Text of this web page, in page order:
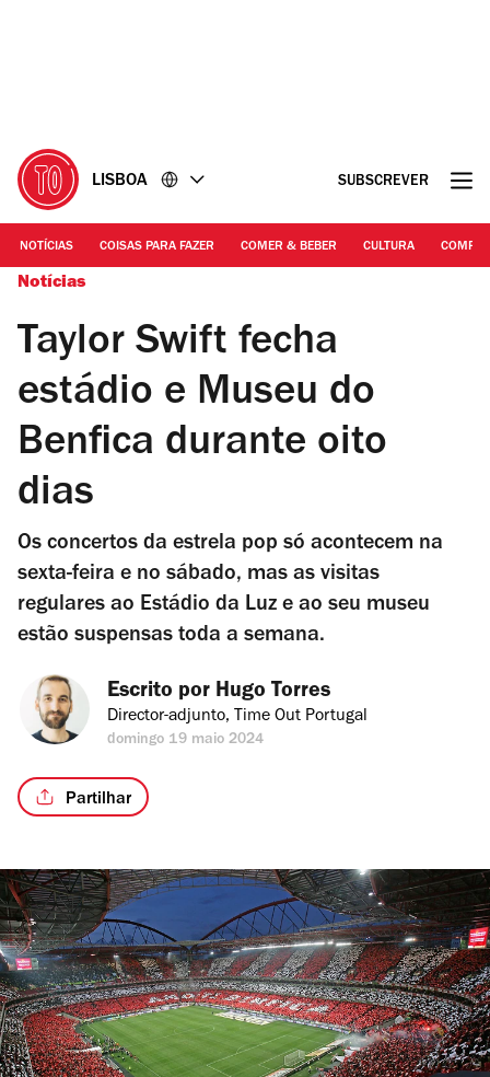
LISBOA SUBSCREVER
NOTÍCIAS COISAS PARA FAZER COMER & BEBER CULTURA
Notícias
Taylor Swift fecha
estádio e Museu do
Benfica durante oito
dias
Os concertos da estrela pop só acontecem na
sexta-feira e no sábado, mas as visitas
regulares ao Estádio da Luz e ao seu museu
estão suspensas toda a semana.
Escrito por Hugo Torres
Director-adjunto, Time Out Portugal
domingo 19 maio 2024
Partilhar